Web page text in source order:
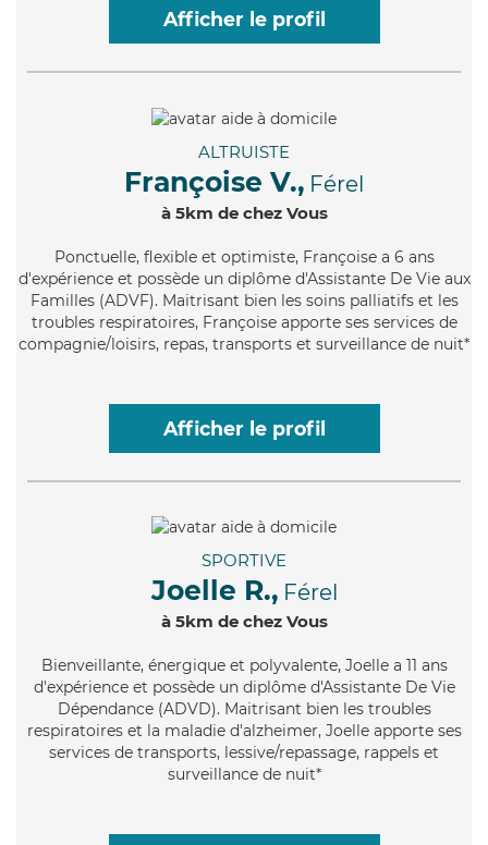
Afficher le profil
ALTRUISTE
Françoise V., Férel
à 5km de chez Vous
Ponctuelle, flexible et optimiste, Françoise a 6 ans
d'expérience et possède un diplôme d'Assistante De Vie aux
Familles (ADVF). Maitrisant bien les soins palliatifs et les
troubles respiratoires, Françoise apporte ses services de
compagnie/loisirs, repas, transports et surveillance de nuit*
Afficher le profil
SPORTIVE
Joelle R., Férel
à 5km de chez Vous
Bienveillante, énergique et polyvalente, Joelle a 11 ans
d'expérience et possède un diplôme d'Assistante De Vie
Dépendance (ADVD). Maitrisant bien les troubles
respiratoires et la maladie d'alzheimer, Joelle apporte ses
services de transports, lessive/repassage, rappels et
surveillance de nuit*